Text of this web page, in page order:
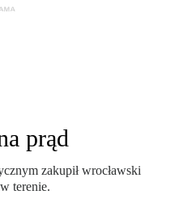
prąd
zakupił wrocławski
terenie.